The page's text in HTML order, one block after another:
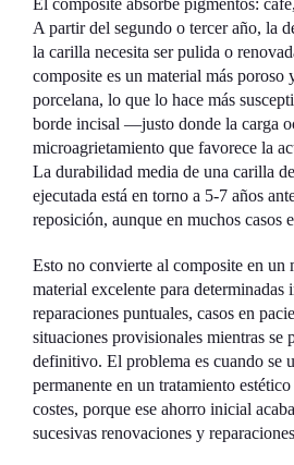
El composite absorbe pigmentos:
A partir del segundo o tercer año, la
la carilla necesita ser pulida o
composite es un material más poroso
porcelana, lo que lo hace más
borde incisal —justo donde la carga
microagrietamiento que favorece la
La durabilidad media de una carilla
ejecutada está en torno a 5-7 años
reposición, aunque en muchos casos
Esto no convierte al composite en un
material excelente para determinadas
reparaciones puntuales, casos en
situaciones provisionales mientras se
definitivo. El problema es cuando se
permanente en un tratamiento
costes, porque ese ahorro inicial
sucesivas renovaciones y